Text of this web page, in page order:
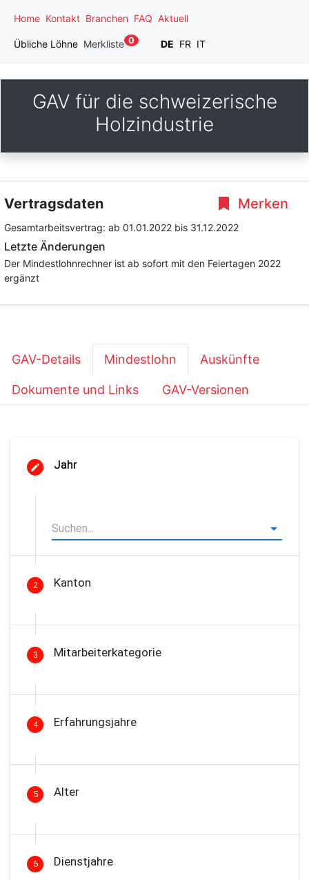
Home Kontakt Branchen FAQ Aktuell
Übliche Löhne Merkliste 0 DE FR IT
GAV für die schweizerische
Holzindustrie
Merken
Vertragsdaten
Gesamtarbeitsvertrag: ab 01.01.2022 bis 31.12.2022
Letzte Änderungen
Der Mindestlohnrechner ist ab sofort mit den Feiertagen 2022
ergänzt
GAV-Details Mindestlohn Auskünfte
Dokumente und Links GAV-Versionen
Jahr
2 Kanton
3 Mitarbeiterkategorie
4 Erfahrungsjahre
5 Alter
6 Dienstjahre